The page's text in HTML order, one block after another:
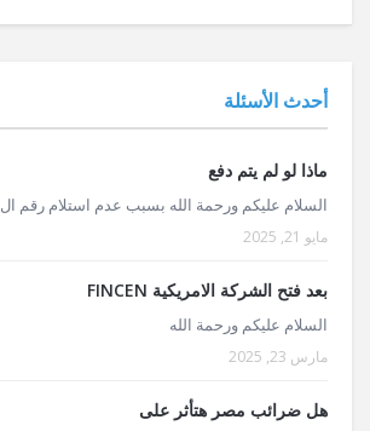
أحدث الأسئلة
ماذا لو لم يتم دفع
السلام عليكم ورحمة الله بسبب عدم استلام رقم ال EIN بعد ...
مايو 21, 2025
بعد فتح الشركة الامريكية FINCEN
السلام عليكم ورحمة الله
مارس 23, 2025
هل ضرائب مصر هتأثر على